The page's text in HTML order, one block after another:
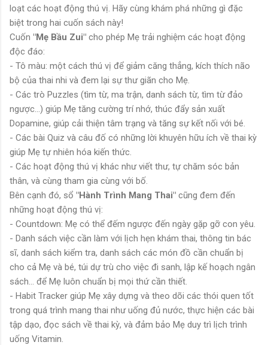
loạt các hoạt động thú vị. Hãy cùng khám phá những gì đặc
biệt trong hai cuốn sách này!
Cuốn "Mẹ Bầu Zui" cho phép Mẹ trải nghiệm các hoạt động
độc đáo:
- Tô màu: một cách thú vị để giảm căng thẳng, kích thích não
bộ của thai nhi và đem lại sự thư giãn cho Mẹ.
- Các trò Puzzles (tìm từ, ma trận, danh sách từ, tìm từ đảo
ngược...) giúp Mẹ tăng cường trí nhớ, thúc đẩy sản xuất
Dopamine, giúp cải thiện tâm trạng và tăng sự kết nối với bé.
- Các bài Quiz và câu đố có những lời khuyên hữu ích về thai kỳ
giúp Mẹ tự nhiên hóa kiến thức.
- Các hoạt động thú vị khác như viết thư, tự chăm sóc bản
thân, và cùng tham gia cùng với bố.
Bên cạnh đó, sổ "Hành Trình Mang Thai" cũng đem đến
những hoạt động thú vị:
- Countdown: Mẹ có thể đếm ngược đến ngày gặp gỡ con yêu.
- Danh sách việc cần làm với lịch hẹn khám thai, thông tin bác
sĩ, danh sách kiểm tra, danh sách các món đồ cần chuẩn bị
cho cả Mẹ và bé, túi dự trù cho việc đi sanh, lập kế hoạch ngân
sách... để Mẹ luôn chuẩn bị mọi thứ cần thiết.
- Habit Tracker giúp Mẹ xây dựng và theo dõi các thói quen tốt
trong quá trình mang thai như uống đủ nước, thực hiện các bài
tập dạo, đọc sách về thai kỳ, và đảm bảo Mẹ duy trì lịch trình
uống Vitamin.